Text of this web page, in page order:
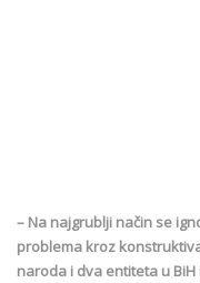
– Na najgrublji način se
problema kroz
naroda i dva entiteta u